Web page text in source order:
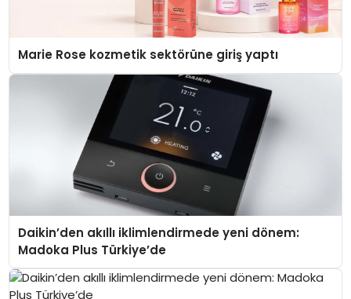
Marie Rose kozmetik sektörüne giriş yaptı
Daikin’den akıllı iklimlendirmede yeni dönem:
Madoka Plus Türkiye’de